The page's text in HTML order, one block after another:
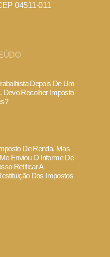
04511-011
Depois De Um
Devo Recolher Imposto
De Renda, Mas
Enviou O Informe De
Retificar A
Dos Impostos